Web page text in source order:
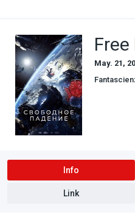
May. 21,
Info
Link